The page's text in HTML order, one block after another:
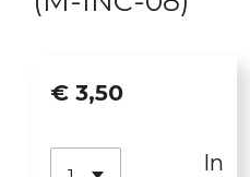
€ 3,50
In